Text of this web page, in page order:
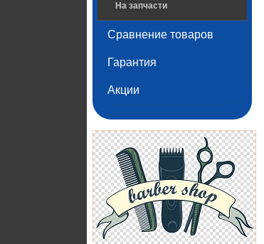
На запчасти
Сравнение товаров
Гарантия
Акции